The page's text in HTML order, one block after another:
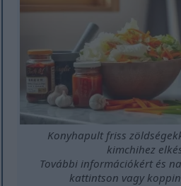
Konyhapult friss
kimchihez
További információkért és
kattintson vagy